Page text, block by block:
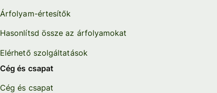
Árfolyam-értesítők
Hasonlítsd össze az árfolyamokat
Elérhető szolgáltatások
Cég és csapat
Cég és csapat